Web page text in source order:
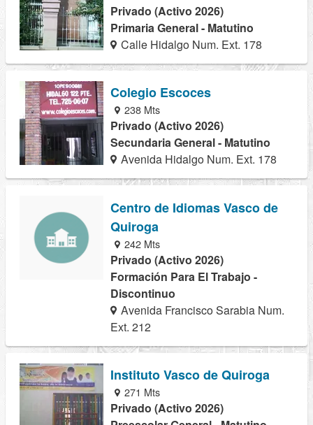
Privado (Activo 2026)
Primaria General - Matutino
Calle Hidalgo Num. Ext. 178
Colegio Escoces
238 Mts
Privado (Activo 2026)
Secundaria General - Matutino
Avenida Hidalgo Num. Ext. 178
Centro de Idiomas Vasco de
Quiroga
242 Mts
Privado (Activo 2026)
Formación Para El Trabajo -
Discontinuo
Avenida Francisco Sarabia Num.
Ext. 212
Instituto Vasco de Quiroga
271 Mts
Privado (Activo 2026)